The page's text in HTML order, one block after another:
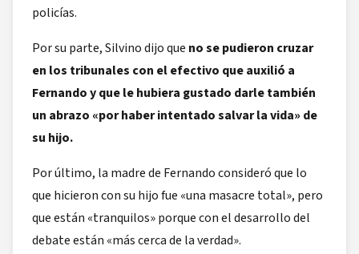
policías.
Por su parte, Silvino dijo que no se pudieron cruzar
en los tribunales con el efectivo que auxilió a
Fernando y que le hubiera gustado darle también
un abrazo «por haber intentado salvar la vida» de
su hijo.
Por último, la madre de Fernando consideró que lo
que hicieron con su hijo fue «una masacre total», pero
que están «tranquilos» porque con el desarrollo del
debate están «más cerca de la verdad».